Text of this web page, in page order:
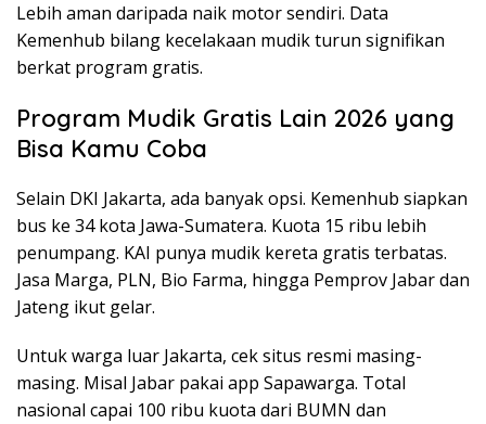
Lebih aman daripada naik motor sendiri. Data
Kemenhub bilang kecelakaan mudik turun signifikan
berkat program gratis.
Program Mudik Gratis Lain 2026 yang
Bisa Kamu Coba
Selain DKI Jakarta, ada banyak opsi. Kemenhub siapkan
bus ke 34 kota Jawa-Sumatera. Kuota 15 ribu lebih
penumpang. KAI punya mudik kereta gratis terbatas.
Jasa Marga, PLN, Bio Farma, hingga Pemprov Jabar dan
Jateng ikut gelar.
Untuk warga luar Jakarta, cek situs resmi masing-
masing. Misal Jabar pakai app Sapawarga. Total
nasional capai 100 ribu kuota dari BUMN dan